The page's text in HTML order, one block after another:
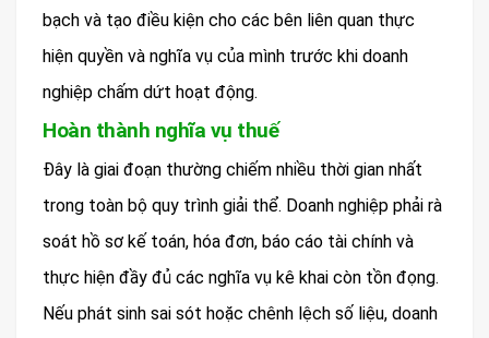
bạch và tạo điều kiện cho các bên liên quan thực
hiện quyền và nghĩa vụ của mình trước khi doanh
nghiệp chấm dứt hoạt động.
Hoàn thành nghĩa vụ thuế
Đây là giai đoạn thường chiếm nhiều thời gian nhất
trong toàn bộ quy trình giải thể. Doanh nghiệp phải rà
soát hồ sơ kế toán, hóa đơn, báo cáo tài chính và
thực hiện đầy đủ các nghĩa vụ kê khai còn tồn đọng.
Nếu phát sinh sai sót hoặc chênh lệch số liệu, doanh